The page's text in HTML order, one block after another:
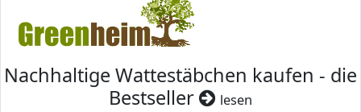
Nachhaltige Wattestäbchen kaufen - die
Bestseller
lesen